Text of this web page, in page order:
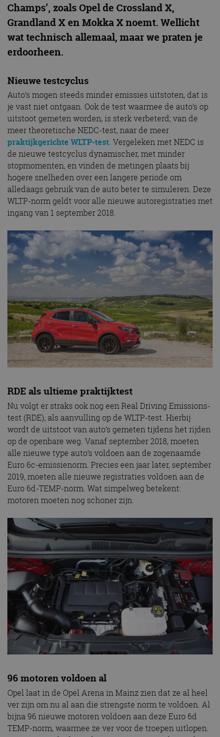
Champs’, zoals Opel de Crossland X,
Grandland X en Mokka X noemt. Wellicht
wat technisch allemaal, maar we praten je
erdoorheen.
Nieuwe testcyclus
Auto’s mogen steeds minder emissies uitstoten, dat is
je vast niet ontgaan. Ook de test waarmee de auto’s op
uitstoot gemeten worden, is sterk verbeterd; van de
meer theoretische NEDC-test, naar de meer
praktijkgerichte WLTP-test. Vergeleken met NEDC is
de nieuwe testcyclus dynamischer, met minder
stopmomenten, en vinden de metingen plaats bij
hogere snelheden over een langere periode om
alledaags gebruik van de auto beter te simuleren. Deze
WLTP-norm geldt voor alle nieuwe autoregistraties met
ingang van 1 september 2018.
RDE als ultieme praktijktest
Nu volgt er straks ook nog een Real Driving Emissions-
test (RDE), als aanvulling op de WLTP-test. Hierbij
wordt de uitstoot van auto’s gemeten tijdens het rijden
op de openbare weg. Vanaf september 2018, moeten
alle nieuwe type auto’s voldoen aan de zogenaamde
Euro 6c-emissienorm. Precies een jaar later, september
2019, moeten alle nieuwe registraties voldoen aan de
Euro 6d-TEMP-norm. Wat simpelweg betekent:
motoren moeten nog schoner zijn.
96 motoren voldoen al
Opel laat in de Opel Arena in Mainz zien dat ze al heel
ver zijn om nu al aan die strengste norm te voldoen. Al
bijna 96 nieuwe motoren voldoen aan deze Euro 6d
TEMP-norm, waarmee ze ver voor de troepen uitlopen.